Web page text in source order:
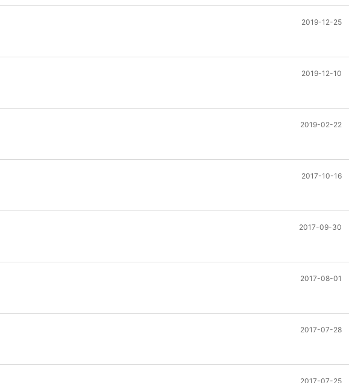
2019-12-25
2019-12-10
2019-02-22
2017-10-16
2017-09-30
2017-08-01
2017-07-28
2017-07-25